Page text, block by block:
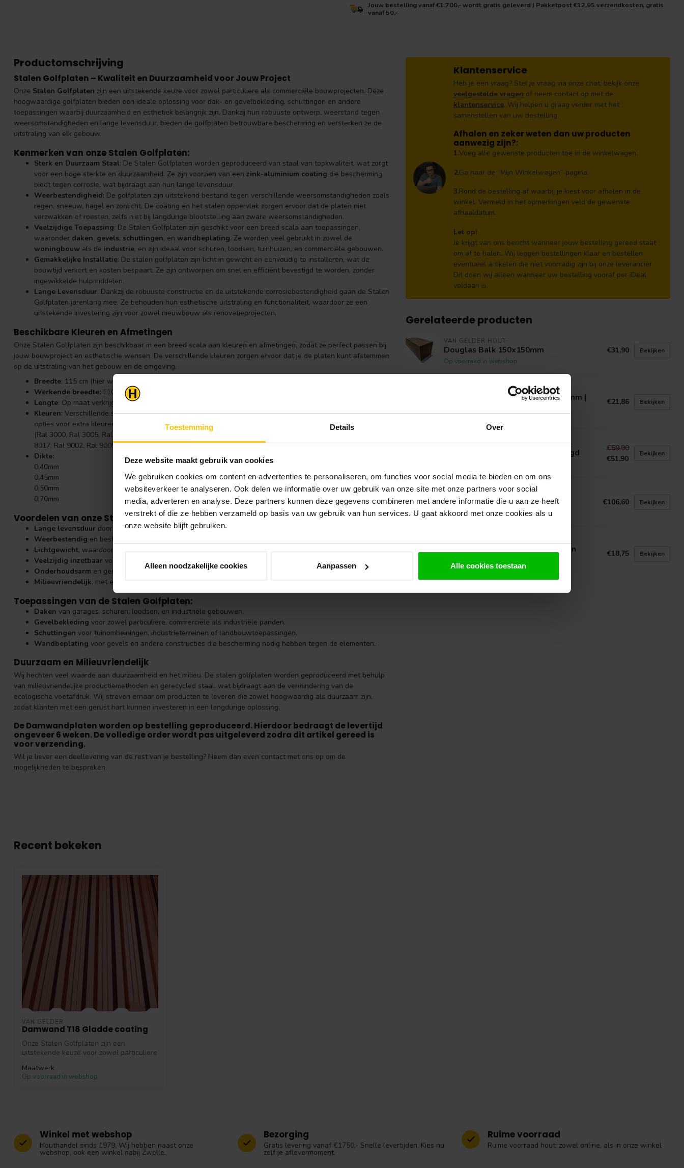
Toestemming Details Over
Deze website maakt gebruik van cookies
We gebruiken cookies om content en advertenties te personaliseren, om functies voor social media te bieden en om ons
websiteverkeer te analyseren. Ook delen we informatie over uw gebruik van onze site met onze partners voor social
media, adverteren en analyse. Deze partners kunnen deze gegevens combineren met andere informatie die u aan ze heeft
verstrekt of die ze hebben verzameld op basis van uw gebruik van hun services. U gaat akkoord met onze cookies als u
onze website blijft gebruiken.
Alleen noodzakelijke cookies Aanpassen Alle cookies toestaan
Jouw bestelling vanaf €1.700,- wordt gratis geleverd | Pakketpost €12,95 verzendkosten, gratis
vanaf 50,-
Productomschrijving
Stalen Golfplaten – Kwaliteit en Duurzaamheid voor Jouw Project
Onze Stalen Golfplaten zijn een uitstekende keuze voor zowel particuliere als commerciële bouwprojecten. Deze
hoogwaardige golfplaten bieden een ideale oplossing voor dak- en gevelbekleding, schuttingen en andere
toepassingen waarbij duurzaamheid en esthetiek belangrijk zijn. Dankzij hun robuuste ontwerp, weerstand tegen
weersomstandigheden en lange levensduur, bieden de golfplaten betrouwbare bescherming en versterken ze de
uitstraling van elk gebouw.
Kenmerken van onze Stalen Golfplaten:
Sterk en Duurzaam Staal: De Stalen Golfplaten worden geproduceerd van staal van topkwaliteit, wat zorgt
voor een hoge sterkte en duurzaamheid. Ze zijn voorzien van een zink-aluminium coating die bescherming
biedt tegen corrosie, wat bijdraagt aan hun lange levensduur.
Weerbestendigheid: De golfplaten zijn uitstekend bestand tegen verschillende weersomstandigheden zoals
regen, sneeuw, hagel en zonlicht. De coating en het stalen oppervlak zorgen ervoor dat de platen niet
verzwakken of roesten, zelfs niet bij langdurige blootstelling aan zware weersomstandigheden.
Veelzijdige Toepassing: De Stalen Golfplaten zijn geschikt voor een breed scala aan toepassingen,
waaronder daken, gevels, schuttingen, en wandbeplating. Ze worden veel gebruikt in zowel de
woningbouw als de industrie, en zijn ideaal voor schuren, loodsen, tuinhuizen, en commerciële gebouwen.
Gemakkelijke Installatie: De stalen golfplaten zijn licht in gewicht en eenvoudig te installeren, wat de
bouwtijd verkort en kosten bespaart. Ze zijn ontworpen om snel en efficiënt bevestigd te worden, zonder
ingewikkelde hulpmiddelen.
Lange Levensduur: Dankzij de robuuste constructie en de uitstekende corrosiebestendigheid gaan de Stalen
Golfplaten jarenlang mee. Ze behouden hun esthetische uitstraling en functionaliteit, waardoor ze een
uitstekende investering zijn voor zowel nieuwbouw als renovatieprojecten.
Beschikbare Kleuren en Afmetingen
Onze Stalen Golfplaten zijn beschikbaar in een breed scala aan kleuren en afmetingen, zodat ze perfect passen bij
jouw bouwproject en esthetische wensen. De verschillende kleuren zorgen ervoor dat je de platen kunt afstemmen
op de uitstraling van het gebouw en de omgeving.
Breedte: 115 cm (hier wordt de prijs op berekend)
Werkende breedte: 110 cm
Lengte: Op maat verkrijgbaar, afhankelijk van de specifieke behoeften van jouw project.
Kleuren: Verschillende standaard kleuren zijn beschikbaar, zoalsblauw,groen,grijs, enrood. Er zijn ook
opties voor extra kleuren op aanvraag.
(Ral 3000, Ral 3005, Ral 3009, Ral 3011, Ral 5010, Ral 6005, Ral 7016, Ral 7024, Ral 8003, Ral 8004, Ral
8017, Ral 9002, Ral 9005, Ral 9006)
Dikte:
0,40mm
0,45mm
0,50mm
0,70mm
Voordelen van onze Stalen Golfplaten:
Lange levensduur door de hoogwaardige coating.
Weerbestendig en bestand tegen corrosie en extreme weersomstandigheden.
Lichtgewicht, waardoor ze eenvoudig te transporteren en te installeren zijn.
Veelzijdig inzetbaar voor verschillende bouwtoepassingen.
Onderhoudsarm en gemakkelijk schoon te maken.
Milieuvriendelijk, met een productieproces dat rekening houdt met duurzaamheid en gerecycled materiaal.
Toepassingen van de Stalen Golfplaten:
Daken van garages, schuren, loodsen, en industriële gebouwen.
Gevelbekleding voor zowel particuliere, commerciële als industriële panden.
Schuttingen voor tuinomheiningen, industrieterreinen of landbouwtoepassingen.
Wandbeplating voor gevels en andere constructies die bescherming nodig hebben tegen de elementen.
Duurzaam en Milieuvriendelijk
Wij hechten veel waarde aan duurzaamheid en het milieu. De stalen golfplaten worden geproduceerd met behulp
van milieuvriendelijke productiemethoden en gerecycled staal, wat bijdraagt aan de vermindering van de
ecologische voetafdruk. Wij streven ernaar om producten te leveren die zowel hoogwaardig als duurzaam zijn,
zodat klanten met een gerust hart kunnen investeren in een langdurige oplossing.
De Damwandplaten worden op bestelling geproduceerd. Hierdoor bedraagt de levertijd
ongeveer 6 weken. De volledige order wordt pas uitgeleverd zodra dit artikel gereed is
voor verzending.
Wil je liever een deellevering van de rest van je bestelling? Neem dan even contact met ons op om de
mogelijkheden te bespreken.
Klantenservice
Heb je een vraag? Stel je vraag via onze chat, bekijk onze
veelgestelde vragen of neem contact op met de
klantenservice. Wij helpen u graag verder met het
samenstellen van uw bestelling.
Afhalen en zeker weten dan uw producten
aanwezig zijn?:
1.Voeg alle gewenste producten toe in de winkelwagen.
2.Ga naar de “Mijn Winkelwagen” pagina.
3.Rond de bestelling af waarbij je kiest voor afhalen in de
winkel. Vermeld in het opmerkingen veld de gewenste
afhaaldatum.
Let op!
Je krijgt van ons bericht wanneer jouw bestelling gereed staat
om af te halen. Wij leggen bestellingen klaar en bestellen
eventueel artikelen die niet voorradig zijn bij onze leverancier.
Dit doen wij alleen wanneer uw bestelling vooraf per iDeal
voldaan is.
Gerelateerde producten
VAN GELDER HOUT
Douglas Balk 150x150mm
Op voorraad in webshop
€31,90 Bekijken
Bankirai Vlonderplanken 21x145mm |
Op voorraad in webshop
€21,86 Bekijken
VAN GELDER HOUT
Eiken Balk 150x150mm Fijnbezaagd
€59,90
€51,90
Bekijken
VAN GELDER HOUT
Red Cedar Boeideel 5850mm
Op voorraad in webshop
€106,60 Bekijken
Eiken Halfhouts vellingdeel | Eiken
Op voorraad in webshop
€18,75 Bekijken
Recent bekeken
VAN GELDER
Damwand T18 Gladde coating
Onze Stalen Golfplaten zijn een
uitstekende keuze voor zowel particuliere
Maatwerk
Op voorraad in webshop
Winkel met webshop
Houthandel sinds 1979. Wij hebben naast onze
webshop, ook een winkel nabij Zwolle.
Bezorging
Gratis levering vanaf €1750,- Snelle levertijden. Kies nu
zelf je aflevermoment.
Ruime voorraad
Ruime voorraad hout: zowel online, als in onze winkel